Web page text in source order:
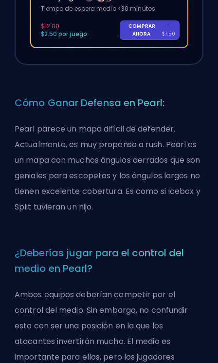
Tiempo de espera medio <30 minutos
$12.00
$2.50 por juego
COMPRAR
AHORA
-
$7.50
Cómo Ganar Defensa en Pearl:
Pearl parece un mapa difícil de defender.
Actualmente, es muy propenso a rush. Pearl es
un mapa con muchos ángulos cerrados que son
geniales para escopetas y los ángulos largos no
tienen excelente cobertura. Es como si Icebox y
Split tuvieran un hijo.
¿Deberías jugar para el control del
medio en Pearl?
Ambos equipos deberían competir por el
control del medio. Sin embargo, no confundir
esto con ser una posición en la que los
atacantes invertirán mucho. El medio es
importante para ellos, pero los jugadores